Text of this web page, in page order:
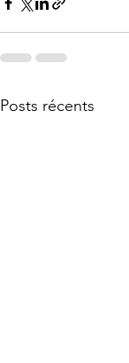
Posts récents